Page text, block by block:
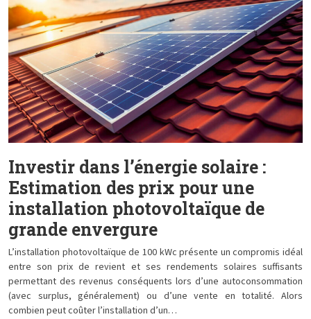
Investir dans l’énergie solaire :
Estimation des prix pour une
installation photovoltaïque de
grande envergure
L’installation photovoltaïque de 100 kWc présente un compromis idéal
entre son prix de revient et ses rendements solaires suffisants
permettant des revenus conséquents lors d’une autoconsommation
(avec surplus, généralement) ou d’une vente en totalité. Alors
combien peut coûter l’installation d’un…